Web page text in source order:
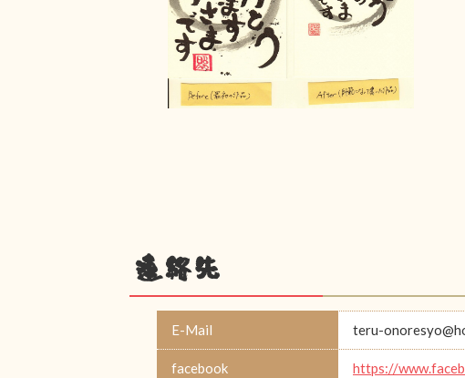
連絡先
E-Mail teru-
facebook https://